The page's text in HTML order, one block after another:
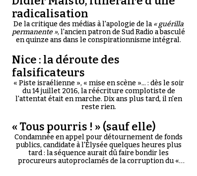
radicalisation
De la critique des médias à l'apologie de la« guérilla
permanente », l'ancien patron de Sud Radio a basculé
en quinze ans dans le conspirationnisme intégral.
Nice : la déroute des
falsificateurs
« Piste israélienne », « mise en scène »... : dès le soir
du 14 juillet 2016, la réécriture complotiste de
l'attentat était en marche. Dix ans plus tard, il n'en
reste rien.
« Tous pourris ! » (sauf elle)
Condamnée en appel pour détournement de fonds
publics, candidate à l'Élysée quelques heures plus
tard : la séquence aurait dû faire bondir les
procureurs autoproclamés de la corruption du «